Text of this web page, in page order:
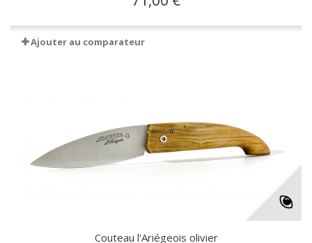
Ajouter au comparateur
Couteau l'Ariégeois olivier